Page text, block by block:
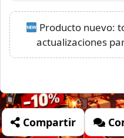
Producto nuevo:
actualizaciones
Compartir